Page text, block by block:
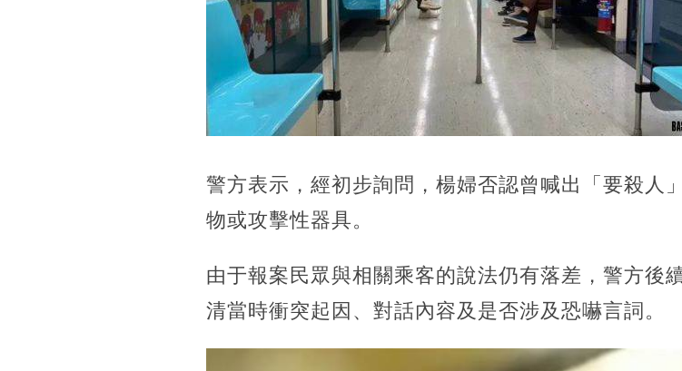
警方表示，經初步詢問，楊婦否認曾喊出「要殺人
物或攻擊性器具。
由于報案民眾與相關乘客的說法仍有落差，警方後
清當時衝突起因、對話內容及是否涉及恐嚇言詞。